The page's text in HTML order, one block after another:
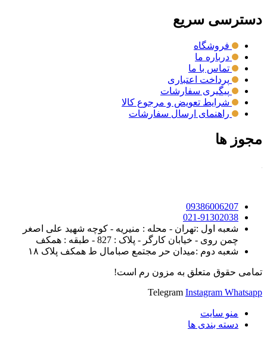
دسترسی سریع
فروشگاه
درباره ما
تماس با ما
پرداخت اعتباری
پیگیری سفارشات
شرایط تعویض و مرجوع کالا
راهنمای ارسال سفارشات
مجوز ها
09386006207
021-91302038
شعبه اول :تهران - محله : منیریه - کوچه شهید علی اصغر
چمن روی - خیابان کارگر - پلاک : 827 - طبقه : همکف
شعبه دوم :میدان حر مجتمع صبامال ط همکف پلاک ۱۸
تمامی حقوق متعلق به مزون رم است!
Telegram Instagram Whatsapp
منو سایت
دسته بندی ها